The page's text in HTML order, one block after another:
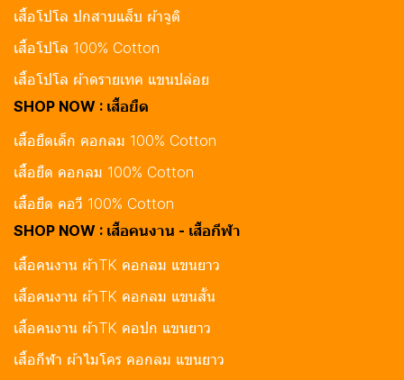
เสื้อโปโล ปกสาบแล็บ ผ้าจูติ
เสื้อโปโล 100% Cotton
เสื้อโปโล ผ้าดรายเทค แขนปล่อย
SHOP NOW : เสื้อยืด
เสื้อยืดเด็ก คอกลม 100% Cotton
เสื้อยืด คอกลม 100% Cotton
เสื้อยืด คอวี 100% Cotton
SHOP NOW : เสื้อคนงาน - เสื้อกีฬา
เสื้อคนงาน ผ้าTK คอกลม แขนยาว
เสื้อคนงาน ผ้าTK คอกลม แขนสั้น
เสื้อคนงาน ผ้าTK คอปก แขนยาว
เสื้อกีฬา ผ้าไมโคร คอกลม แขนยาว